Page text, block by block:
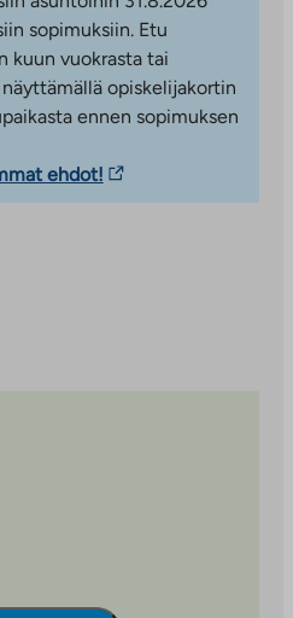
päiväkodit sijaitsevat
keskustan kaupalliset
metrin päässä.
ja liikuntamahdollisuudet.
on noin 500
sopimuksiin. Etu
kuun vuokrasta tai
opiskelijakortin
ennen sopimuksen
ehdot!Linkki
vie